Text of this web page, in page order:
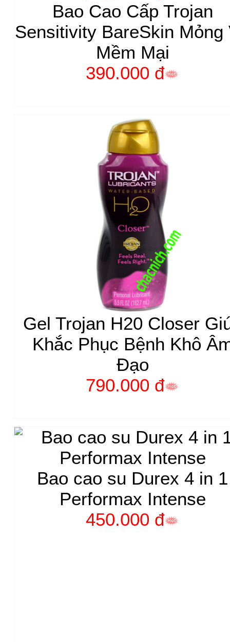
Bao Cao Cấp Trojan
Sensitivity BareSkin Mỏng
Mềm Mại
390.000 đ
Gel Trojan H20 Closer
Khắc Phục Bệnh Khô
Đạo
790.000 đ
Bao cao su Durex 4 in 1
Performax Intense
450.000 đ